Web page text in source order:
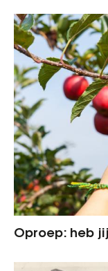
Oproep: heb